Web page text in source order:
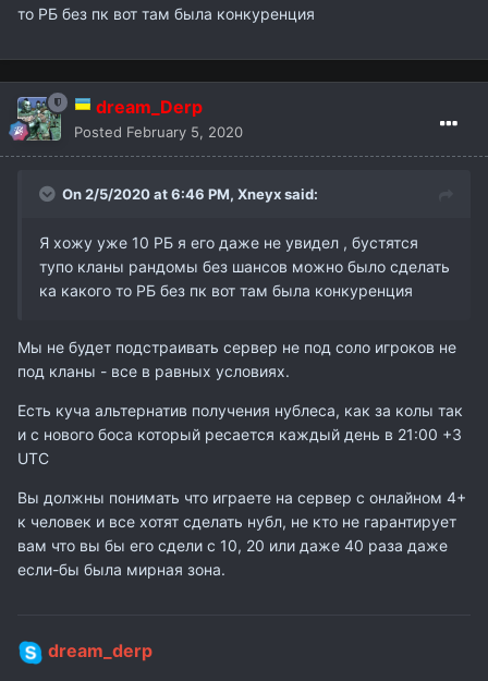
то РБ без пк вот там была конкуренция
dream_Derp
Posted February 5, 2020
On 2/5/2020 at 6:46 PM, Xneyxsaid:
Я хожу уже 10 РБ я его даже не увидел , бустятся
тупо кланы рандомы без шансов можно было сделать
ка какого то РБ без пк вот там была конкуренция
Мы не будет подстраивать сервер не под соло игроков не
под кланы - все в равных условиях.
Есть куча альтернатив получения нублеса, как за колы так
и с нового боса который ресается каждый день в 21:00 +3
UTC
Вы должны понимать что играете на сервер с онлайном 4+
к человек и все хотят сделать нубл, не кто не гарантирует
вам что вы бы его сдели с 10, 20 или даже 40 раза даже
если-бы была мирная зона.
dream_derp